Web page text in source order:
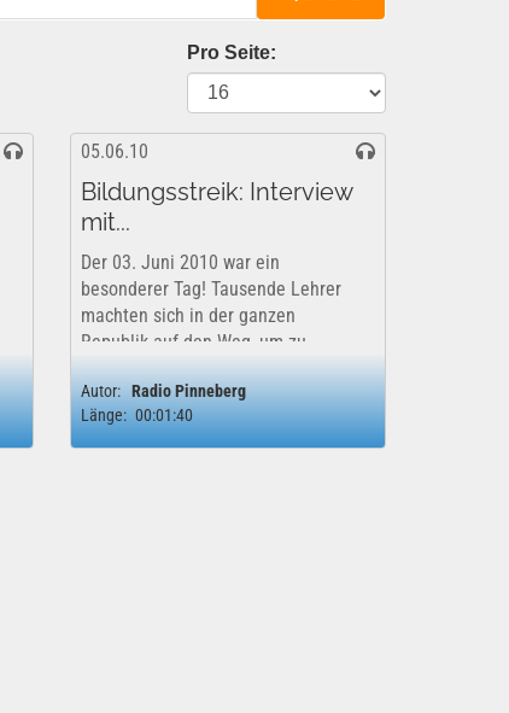
Pro Seite:
05.06.10
Bildungsstreik: Interview
mit...
Der 03. Juni 2010 war ein
besonderer Tag! Tausende Lehrer
machten sich in der ganzen
Republik auf den Weg, um zu
streiken. Die eventuellen
Konsequenzen nahmen die
verbeamteten Lehrkräfte in Kauf,
denn sie hatten ein Ziel: Den
Autor: Radio Pinneberg
Länge: 00:01:40